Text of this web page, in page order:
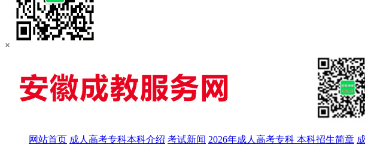
×
网站首页 成人高考专科本科介绍 考试新闻 2026年成人高考专科 本科招生简章